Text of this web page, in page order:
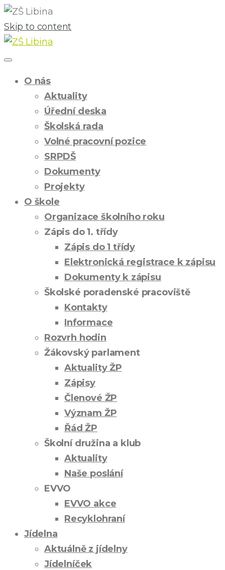
Skip to content
O nás
Aktuality
Úřední deska
Školská rada
Volné pracovní pozice
SRPDŠ
Dokumenty
Projekty
O škole
Organizace školního roku
Zápis do 1. třídy
Zápis do 1 třídy
Elektronická registrace k zápisu
Dokumenty k zápisu
Školské poradenské pracoviště
Kontakty
Informace
Rozvrh hodin
Žákovský parlament
Aktuality ŽP
Zápisy
Členové ŽP
Význam ŽP
Řád ŽP
Školní družina a klub
Aktuality
Naše poslání
EVVO
EVVO akce
Recyklohraní
Jídelna
Aktuálně z jídelny
Jídelníček